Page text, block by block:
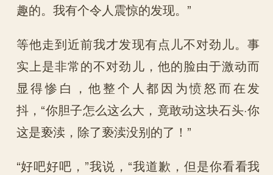
趣的。我有个令人震惊的发现。”
等他走到近前我才发现有点儿不对劲儿。事
实上是非常的不对劲儿，他的脸由于激动而
显得惨白，他整个人都因为愤怒而在发
抖，“你胆子怎么这么大，竟敢动这块石头·你
这是亵渎，除了亵渎没别的了！”
“好吧好吧，”我说，“我道歉，但是你看看我